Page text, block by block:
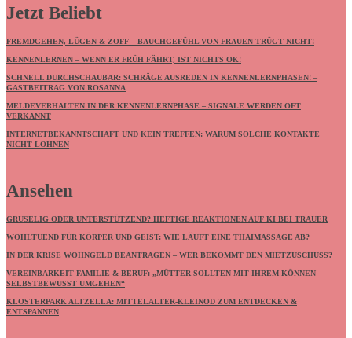
Jetzt Beliebt
FREMDGEHEN, LÜGEN & ZOFF – BAUCHGEFÜHL VON FRAUEN TRÜGT NICHT!
KENNENLERNEN – WENN ER FRÜH FÄHRT, IST NICHTS OK!
SCHNELL DURCHSCHAUBAR: SCHRÄGE AUSREDEN IN KENNENLERNPHASEN! –
GASTBEITRAG VON ROSANNA
MELDEVERHALTEN IN DER KENNENLERNPHASE – SIGNALE WERDEN OFT
VERKANNT
INTERNETBEKANNTSCHAFT UND KEIN TREFFEN: WARUM SOLCHE KONTAKTE
NICHT LOHNEN
Ansehen
GRUSELIG ODER UNTERSTÜTZEND? HEFTIGE REAKTIONEN AUF KI BEI TRAUER
WOHLTUEND FÜR KÖRPER UND GEIST: WIE LÄUFT EINE THAIMASSAGE AB?
IN DER KRISE WOHNGELD BEANTRAGEN – WER BEKOMMT DEN MIETZUSCHUSS?
VEREINBARKEIT FAMILIE & BERUF: „MÜTTER SOLLTEN MIT IHREM KÖNNEN
SELBSTBEWUSST UMGEHEN“
KLOSTERPARK ALTZELLA: MITTELALTER-KLEINOD ZUM ENTDECKEN &
ENTSPANNEN